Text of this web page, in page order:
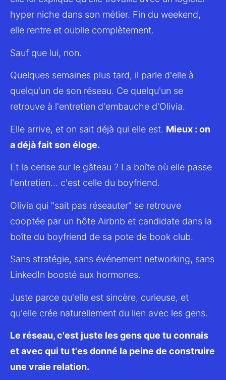
hyper niche dans son métier. Fin du weekend,
elle rentre et oublie complètement.
Sauf que lui, non.
Quelques semaines plus tard, il parle d'elle à
quelqu'un de son réseau. Ce quelqu'un se
retrouve à l'entretien d'embauche d'Olivia.
Elle arrive, et on sait déjà qui elle est. Mieux : on
a déjà fait son éloge.
Et la cerise sur le gâteau ? La boîte où elle passe
l'entretien… c'est celle du boyfriend.
Olivia qui "sait pas réseauter" se retrouve
cooptée par un hôte Airbnb et candidate dans la
boîte du boyfriend de sa pote de book club.
Sans stratégie, sans événement networking, sans
LinkedIn boosté aux hormones.
Juste parce qu'elle est sincère, curieuse, et
qu'elle crée naturellement du lien avec les gens.
Le réseau, c'est juste les gens que tu connais
et avec qui tu t'es donné la peine de construire
une vraie relation.